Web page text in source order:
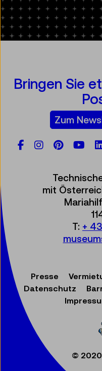
Bringen Sie
Zum
Facebook
mit
T: +
Presse
Datenschutz
©